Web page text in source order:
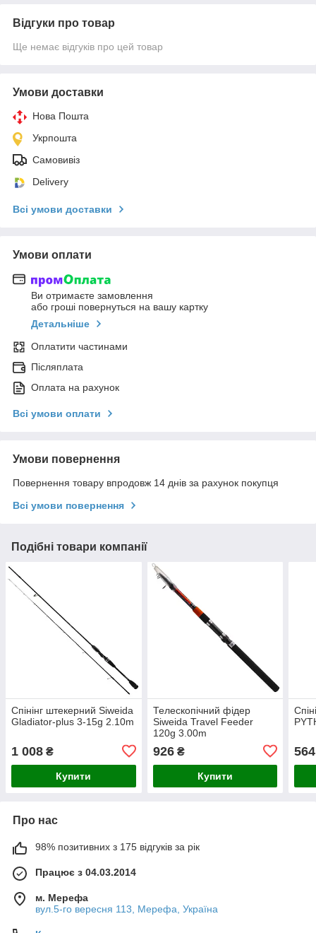
Відгуки про товар
Ще немає відгуків про цей товар
Умови доставки
Нова Пошта
Укрпошта
Самовивіз
Delivery
Всі умови доставки
Умови оплати
Ви отримаєте замовлення
або гроші повернуться на вашу картку
Детальніше
Оплатити частинами
Післяплата
Оплата на рахунок
Всі умови оплати
Умови повернення
Повернення товару впродовж 14 днів за рахунок покупця
Всі умови повернення
Подібні товари компанії
Спінінг штекерний Siweida
Gladiator-plus 3-15g 2.10m
1 008 ₴
Купити
Телескопічний фідер
Siweida Travel Feeder
120g 3.00m
926₴
Купити
564
Про нас
98% позитивних з 175 відгуків за рік
Працює з 04.03.2014
м. Мерефа
вул.5-го вересня 113, Мерефа, Україна